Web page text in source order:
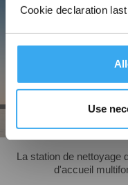
Cookie declaration
Use
La station de nettoyage
d'accueil